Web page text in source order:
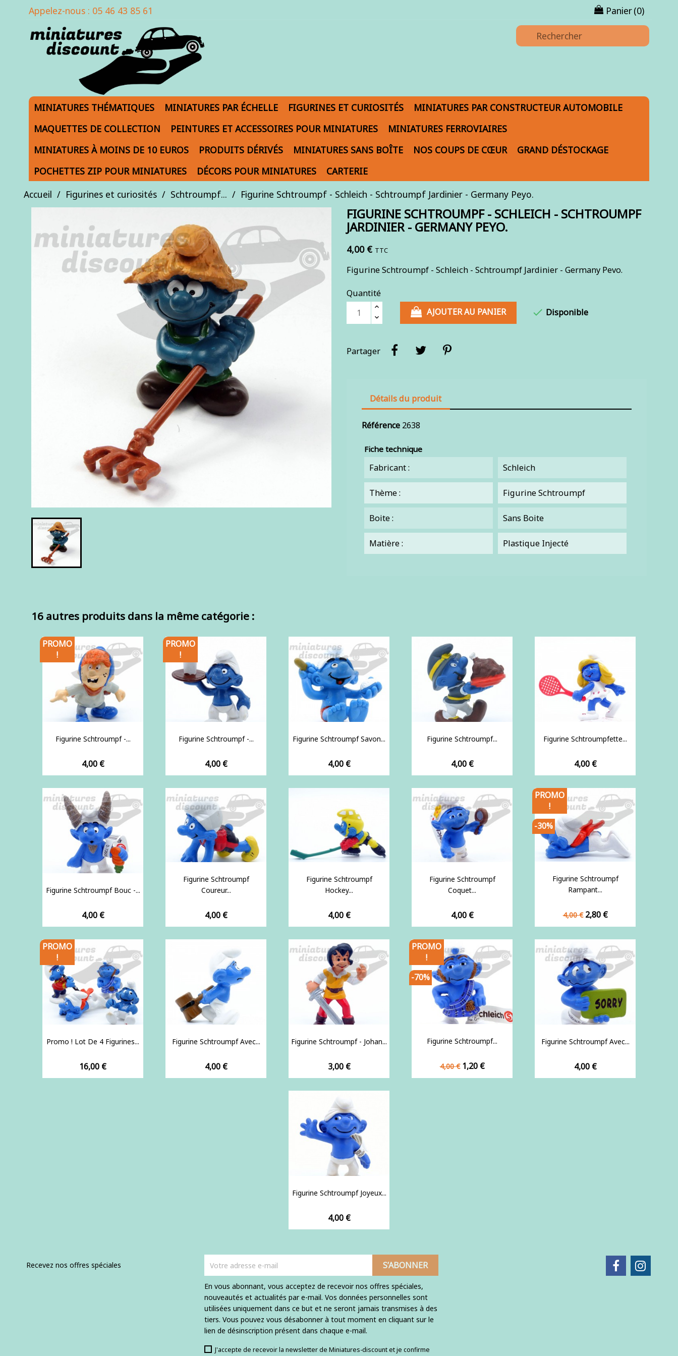
Appelez-nous : 05 46 43 85 61 Panier(0)
MINIATURES THÉMATIQUES MINIATURES PAR ÉCHELLE FIGURINES ET CURIOSITÉS
MINIATURES PAR CONSTRUCTEUR AUTOMOBILE
MAQUETTES DE COLLECTION
PEINTURES ET ACCESSOIRES POUR MINIATURES
MINIATURES FERROVIAIRES
MINIATURES À MOINS DE 10 EUROS
PRODUITS DÉRIVÉS MINIATURES SANS BOÎTE NOS COUPS DE CŒUR
GRAND DÉSTOCKAGE
POCHETTES ZIP POUR MINIATURES
DÉCORS POUR MINIATURES
CARTERIE
Accueil
Figurines et curiosités Schtroumpf... Figurine Schtroumpf - Schleich - Schtroumpf Jardinier - Germany Peyo.
FIGURINE SCHTROUMPF - SCHLEICH - SCHTROUMPF
JARDINIER - GERMANY PEYO.
4,00 € TTC
Figurine Schtroumpf - Schleich - Schtroumpf Jardinier - Germany Pevo.
Quantité
AJOUTER AU PANIER
 Disponible
Partager
Détails du produit
Référence 2638
Fiche technique
Fabricant : Schleich
Thème : Figurine Schtroumpf
Boite : Sans Boite
Matière : Plastique Injecté
16 autres produits dans la même catégorie :
Figurine Schtroumpf -...
Prix
4,00 €
PROMO
!
Figurine Schtroumpf -...
Prix
4,00 €
PROMO
!
Figurine Schtroumpf Savon...
Prix
4,00 €
Figurine Schtroumpf...
Prix
4,00 €
Figurine Schtroumpfette...
Prix
4,00 €
Figurine Schtroumpf Bouc -...
Prix
4,00 €
Figurine Schtroumpf
Coureur...
Prix
4,00 €
Figurine Schtroumpf
Hockey...
Prix
4,00 €
Figurine Schtroumpf
Coquet...
Prix
4,00 €
Figurine Schtroumpf
Rampant...
Prix
de
4,00 € Prix
2,80 €
PROMO
!
-30%
Promo ! Lot De 4 Figurines...
Prix
16,00 €
PROMO
!
Figurine Schtroumpf Avec...
Prix
4,00 €
Figurine Schtroumpf - Johan...
Prix
3,00 €
Figurine Schtroumpf...
Prix
de
4,00 € Prix
1,20 €
PROMO
!
-70%
Figurine Schtroumpf Avec...
Prix
4,00 €
Figurine Schtroumpf Joyeux...
Prix
4,00 €
Recevez nos offres spéciales
En vous abonnant, vous acceptez de recevoir nos offres spéciales,
nouveautés et actualités par e-mail. Vos données personnelles sont
utilisées uniquement dans ce but et ne seront jamais transmises à des
tiers. Vous pouvez vous désabonner à tout moment en cliquant sur le
lien de désinscription présent dans chaque e-mail.
J'accepte de recevoir la newsletter de Miniatures-discount et je confirme